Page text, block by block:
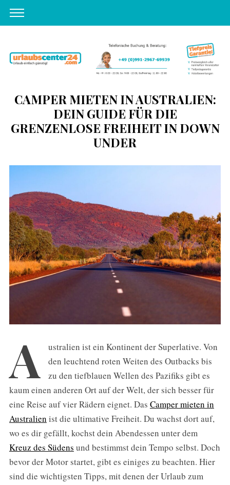
CAMPER MIETEN IN AUSTRALIEN:
DEIN GUIDE FÜR DIE
GRENZENLOSE FREIHEIT IN DOWN
UNDER
A
ustralien ist ein Kontinent der Superlative. Von
den leuchtend roten Weiten des Outbacks bis
zu den tiefblauen Wellen des Pazifiks gibt es
kaum einen anderen Ort auf der Welt, der sich besser für
eine Reise auf vier Rädern eignet. Das Camper mieten in
Australien ist die ultimative Freiheit. Du wachst dort auf,
wo es dir gefällt, kochst dein Abendessen unter dem
Kreuz des Südens und bestimmst dein Tempo selbst. Doch
bevor der Motor startet, gibt es einiges zu beachten. Hier
sind die wichtigsten Tipps, mit denen der Urlaub zum